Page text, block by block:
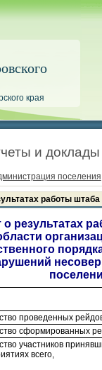
края
и доклады
поселения
работы
о результатах
проведенных
сформированных
участников
всего,